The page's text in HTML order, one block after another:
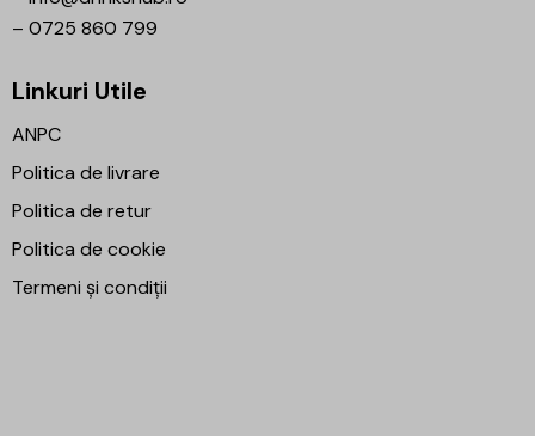
– 0725 860 799
Linkuri Utile
ANPC
Politica de livrare
Politica de retur
Politica de cookie
Termeni și condiții